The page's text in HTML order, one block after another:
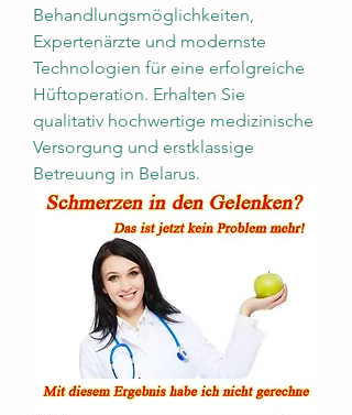
Behandlungsmöglichkeiten,
Expertenärzte und modernste
Technologien für eine erfolgreiche
Hüftoperation. Erhalten Sie
qualitativ hochwertige medizinische
Versorgung und erstklassige
Betreuung in Belarus.